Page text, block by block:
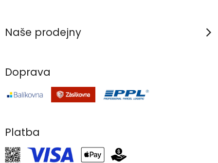
u
Naše prodejny
Doprava
Platba